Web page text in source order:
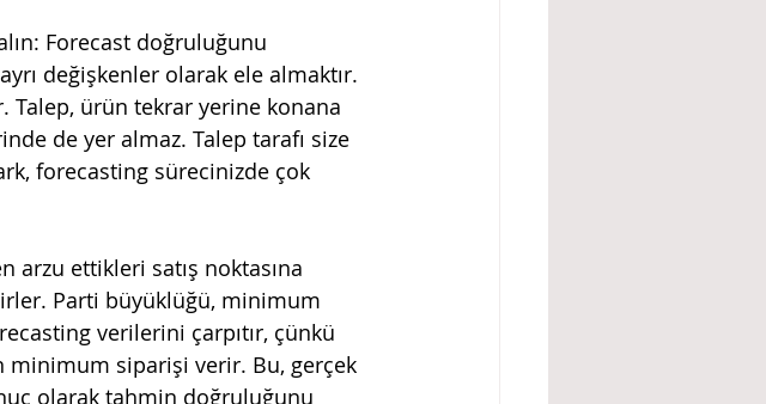
değişkenler olarak ele almaktır.
Talep, ürün tekrar yerine konana
de yer almaz. Talep tarafı size
forecasting sürecinizde çok
Parti büyüklüğü, minimum
verilerini çarpıtır, çünkü
siparişi verir. Bu, gerçek
olarak tahmin doğruluğunu